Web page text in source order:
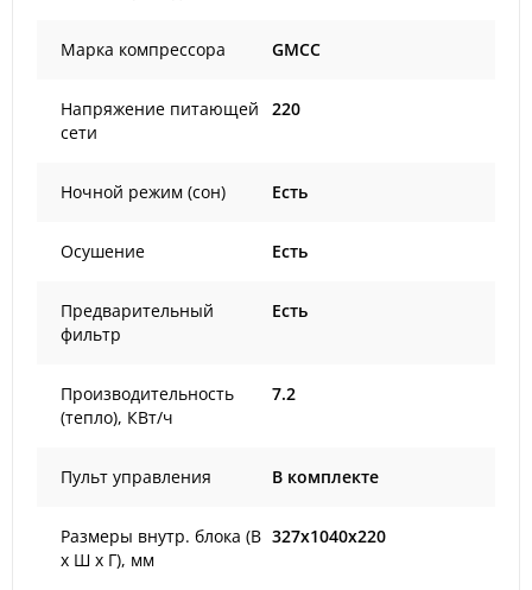
Марка компрессора GMCC
Напряжение питающей
сети
220
Ночной режим (сон) Есть
Осушение Есть
Предварительный
фильтр
Есть
Производительность
(тепло), КВт/ч
7.2
Пульт управления В комплекте
Размеры внутр. блока (В
х Ш х Г), мм
327x1040x220